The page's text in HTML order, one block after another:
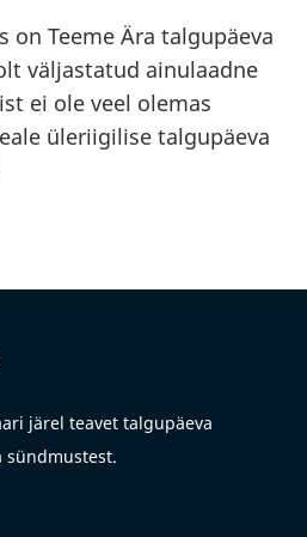
on Teeme Ära talgupäeva
väljastatud ainulaadne
ei ole veel olemas
üleriigilise talgupäeva
järel teavet talgupäeva
sündmustest.